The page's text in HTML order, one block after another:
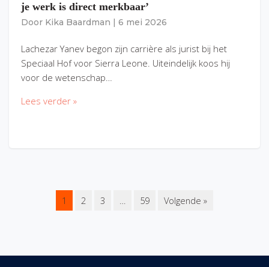
je werk is direct merkbaar’
Door Kika Baardman 6 mei 2026
Lachezar Yanev begon zijn carrière als jurist bij het
Speciaal Hof voor Sierra Leone. Uiteindelijk koos hij
voor de wetenschap…
Lees verder »
1 2 3 … 59 Volgende »